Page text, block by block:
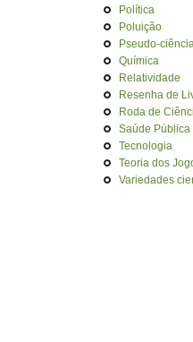
Política
Poluição
Pseudo-
Química
Relatividade
Resenha de
Roda de
Saúde Pública
Tecnologia
Teoria dos
Variedades